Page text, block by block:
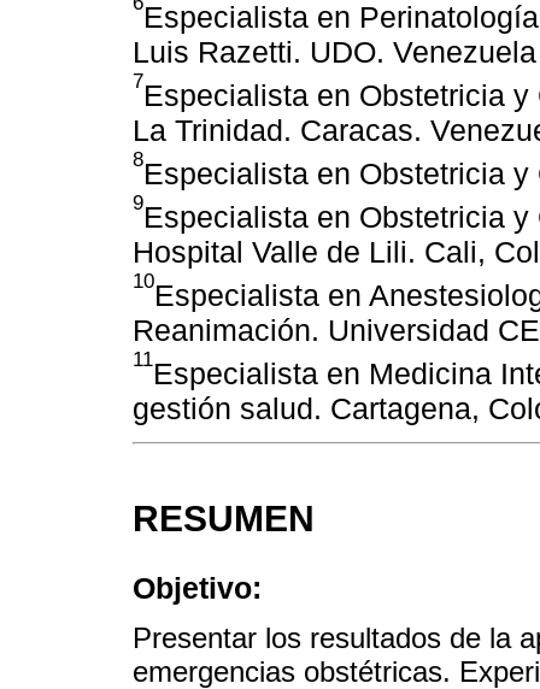
Especialista en
Luis Razetti. UDO. Venezuela
7Especialista en Obstetricia
La Trinidad. Caracas.
8Especialista en Obstetricia
9Especialista en Obstetricia
Hospital Valle de Lili. Cali,
10Especialista en
Reanimación. Universidad
11Especialista en Medicina
gestión salud. Cartagena,
RESUMEN
Objetivo:
Presentar los resultados de la
emergencias obstétricas.